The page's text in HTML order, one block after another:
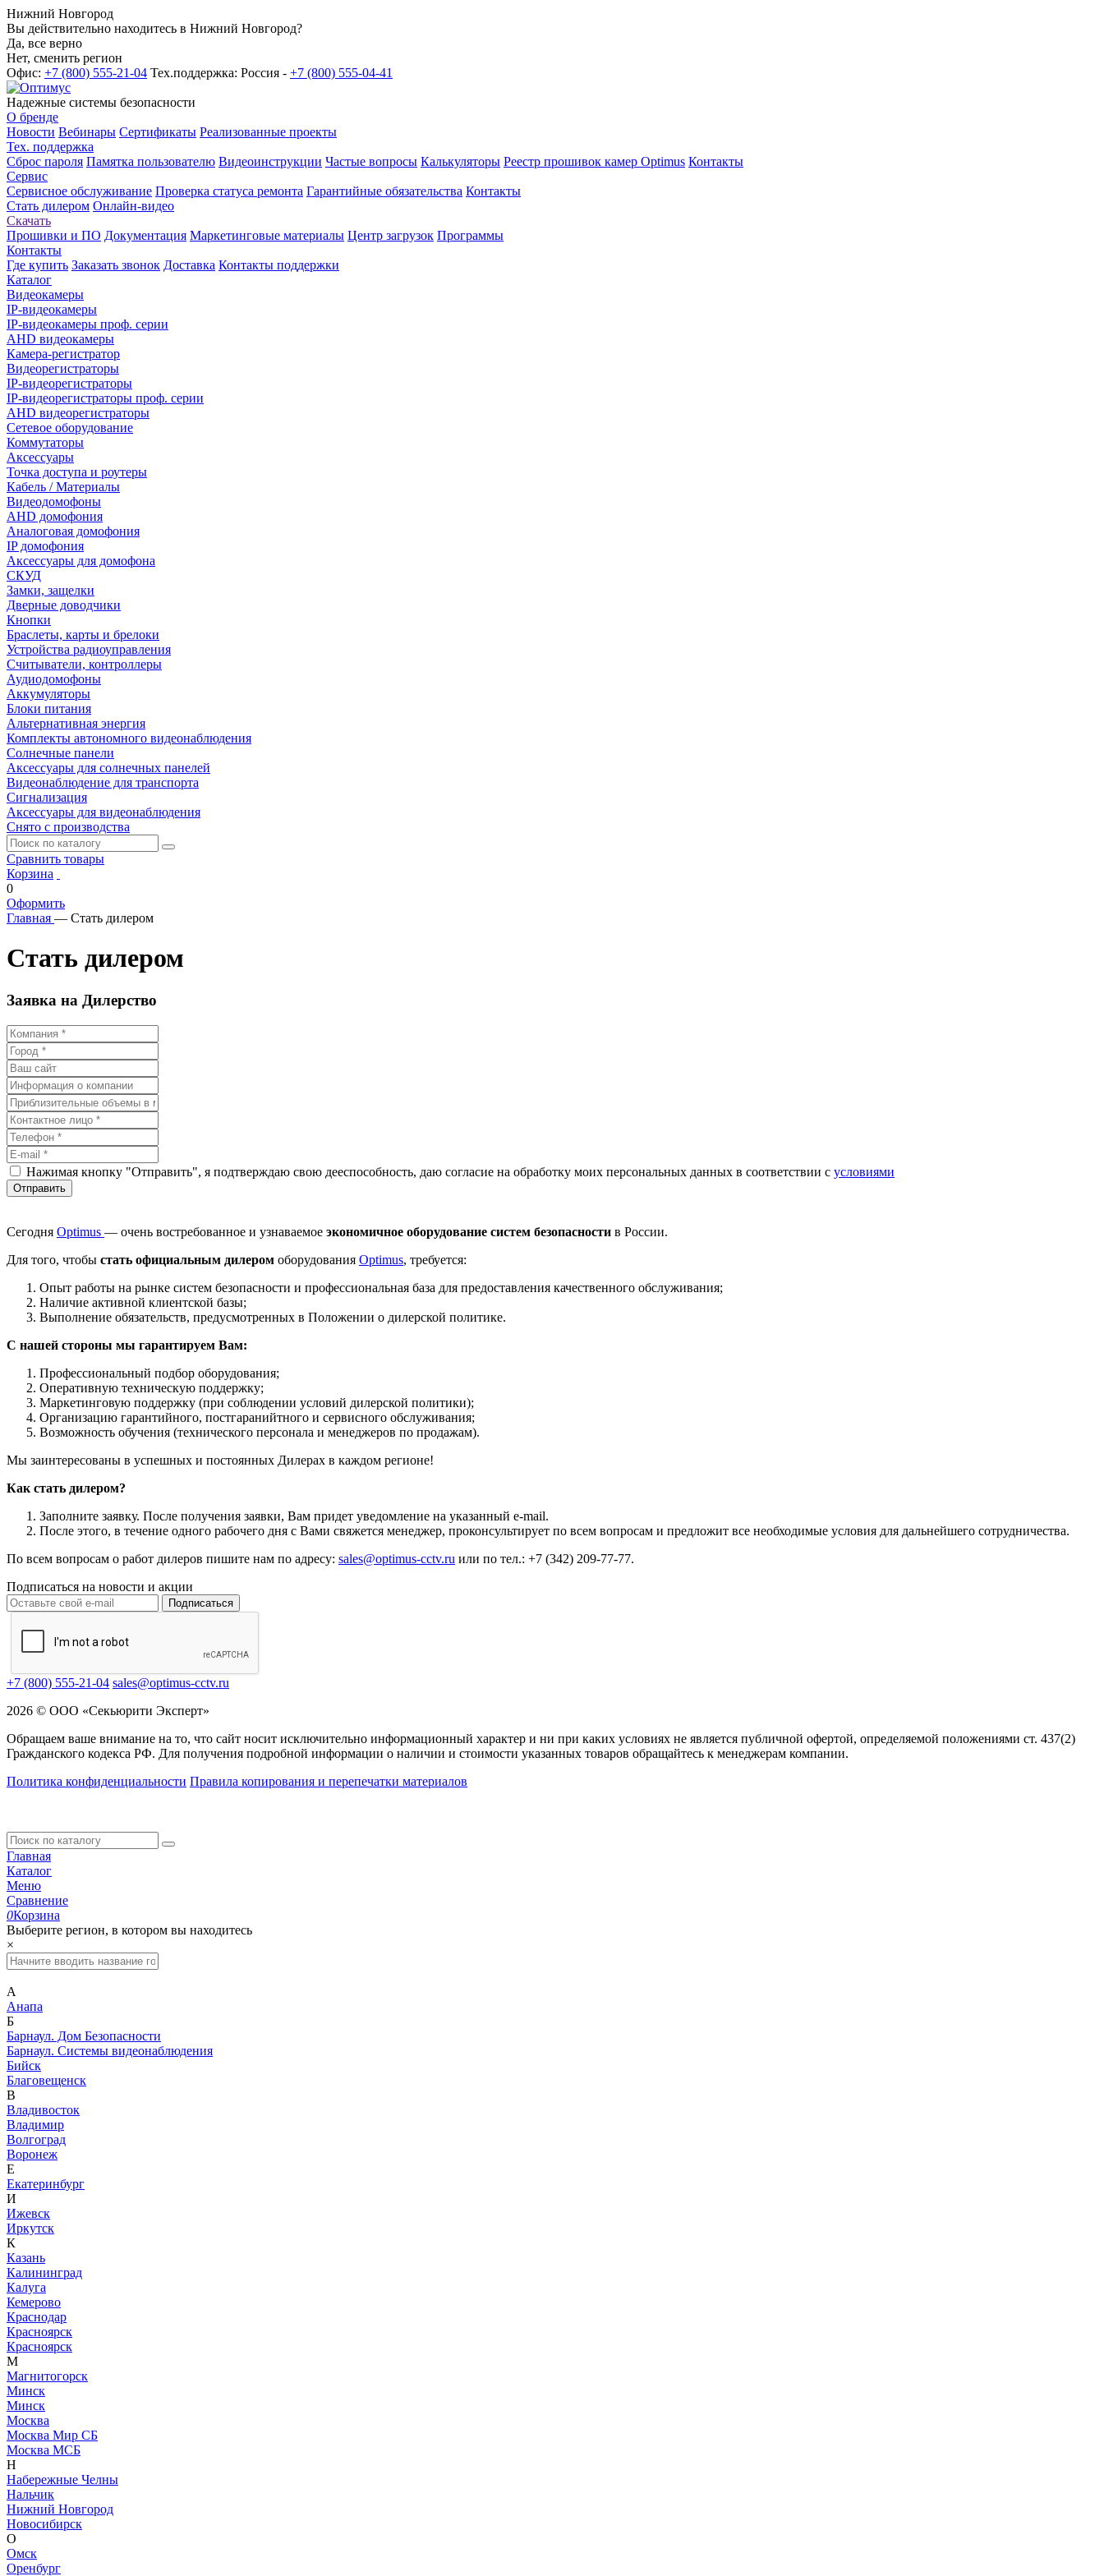
Нижний Новгород
Вы действительно находитесь в Нижний Новгород?
Да, все верно
Нет, сменить регион
Офис: +7 (800) 555-21-04 Тех.поддержка: Россия - +7 (800) 555-04-41
Надежные системы безопасности
О бренде
Новости Вебинары Сертификаты Реализованные проекты
Тех. поддержка
Сброс пароля Памятка пользователю Видеоинструкции Частые вопросы Калькуляторы Реестр прошивок камер Optimus Контакты
Сервис
Сервисное обслуживание Проверка статуса ремонта Гарантийные обязательства Контакты
Стать дилером Онлайн-видео
Скачать
Прошивки и ПО Документация Маркетинговые материалы Центр загрузок Программы
Контакты
Где купить Заказать звонок Доставка Контакты поддержки
Каталог
Видеокамеры
IP-видеокамеры
IP-видеокамеры проф. серии
AHD видеокамеры
Камера-регистратор
Видеорегистраторы
IP-видеорегистраторы
IP-видеорегистраторы проф. серии
AHD видеорегистраторы
Сетевое оборудование
Коммутаторы
Аксессуары
Точка доступа и роутеры
Кабель / Материалы
Видеодомофоны
AHD домофония
Аналоговая домофония
IP домофония
Аксессуары для домофона
СКУД
Замки, защелки
Дверные доводчики
Кнопки
Браслеты, карты и брелоки
Устройства радиоуправления
Считыватели, контроллеры
Аудиодомофоны
Аккумуляторы
Блоки питания
Альтернативная энергия
Комплекты автономного видеонаблюдения
Солнечные панели
Аксессуары для солнечных панелей
Видеонаблюдение для транспорта
Сигнализация
Аксессуары для видеонаблюдения
Снято с производства
Сравнить товары
Корзина
0
Оформить
Главная — Стать дилером
Стать дилером
Заявка на Дилерство
Нажимая кнопку "Отправить", я подтверждаю свою дееспособность, даю согласие на обработку моих персональных данных в соответствии с условиями
Сегодня Optimus — очень востребованное и узнаваемое экономичное оборудование систем безопасности в России.
Для того, чтобы стать официальным дилером оборудования Optimus, требуется:
Опыт работы на рынке систем безопасности и профессиональная база для предоставления качественного обслуживания;
Наличие активной клиентской базы;
Выполнение обязательств, предусмотренных в Положении о дилерской политике.
С нашей стороны мы гарантируем Вам:
Профессиональный подбор оборудования;
Оперативную техническую поддержку;
Маркетинговую поддержку (при соблюдении условий дилерской политики);
Организацию гарантийного, постгаранийтного и сервисного обслуживания;
Возможность обучения (технического персонала и менеджеров по продажам).
Мы заинтересованы в успешных и постоянных Дилерах в каждом регионе!
Как стать дилером?
Заполните заявку. После получения заявки, Вам придет уведомление на указанный e-mail.
После этого, в течение одного рабочего дня с Вами свяжется менеджер, проконсультирует по всем вопросам и предложит все необходимые условия для дальнейшего сотрудничества.
По всем вопросам о работ дилеров пишите нам по адресу: sales@optimus-cctv.ru или по тел.: +7 (342) 209-77-77.
Подписаться на новости и акции
Подписаться
+7 (800) 555-21-04 sales@optimus-cctv.ru
2026 © ООО «Секьюрити Эксперт»
Обращаем ваше внимание на то, что сайт носит исключительно информационный характер и ни при каких условиях не является публичной офертой, определяемой положениями ст. 437(2)
Гражданского кодекса РФ. Для получения подробной информации о наличии и стоимости указанных товаров обращайтесь к менеджерам компании.
Политика конфиденциальности Правила копирования и перепечатки материалов
Главная
Каталог
Меню
Сравнение
0Корзина
Выберите регион, в котором вы находитесь
×
А
Анапа
Б
Барнаул. Дом Безопасности
Барнаул. Системы видеонаблюдения
Бийск
Благовещенск
В
Владивосток
Владимир
Волгоград
Воронеж
Е
Екатеринбург
И
Ижевск
Иркутск
К
Казань
Калининград
Калуга
Кемерово
Краснодар
Красноярск
Красноярск
М
Магнитогорск
Минск
Минск
Москва
Москва Мир СБ
Москва МСБ
Н
Набережные Челны
Нальчик
Нижний Новгород
Новосибирск
О
Омск
Оренбург